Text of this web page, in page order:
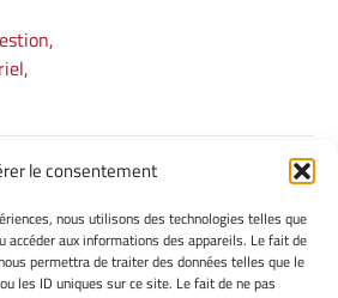
le consentement
nous utilisons des technologies telles que
accéder aux informations des appareils. Le fait de
permettra de traiter des données telles que le
les ID uniques sur ce site. Le fait de ne pas
LÉGALES